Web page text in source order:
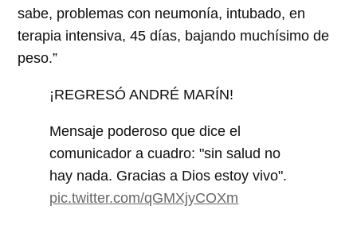
sabe, problemas con neumonía, intubado, en
terapia intensiva, 45 días, bajando muchísimo de
peso.”
¡REGRESÓ ANDRÉ MARÍN!
Mensaje poderoso que dice el
comunicador a cuadro: "sin salud no
hay nada. Gracias a Dios estoy vivo".
pic.twitter.com/qGMXjyCOXm